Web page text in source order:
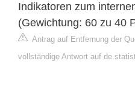
Indikatoren zum
(Gewichtung: 60 zu 40
Antrag auf Entfernung der
vollständige Antwort auf